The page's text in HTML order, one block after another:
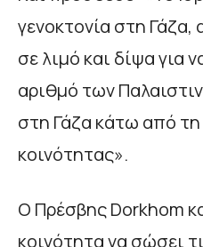
γενοκτονία στη
σε λιμό και δίψα για
αριθμό των
στη Γάζα κάτω από
κοινότητας».
Ο Πρέσβης Dorkhom
κοινότητα να σώσει